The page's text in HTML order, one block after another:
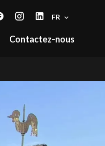
FR
Contactez-nous